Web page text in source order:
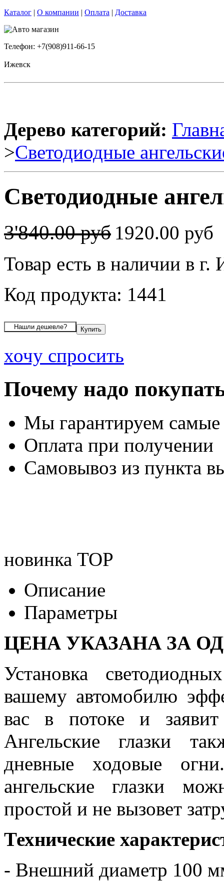
Каталог | О компании | Оплата | Доставка
Телефон: +7(908)911-66-15
Ижевск
Дерево категорий:
>Светодиодные
Светодиодные
3'840.00 руб 1920.00 руб
Товар есть в наличии в г.
Код продукта: 1441
хочу спросить
Почему надо
Мы гарантируем
Оплата при получении
Самовывоз из пункта
новинка TOP
Описание
Параметры
ЦЕНА УКАЗАНА ЗА
Установка
вашему автомобилю
вас в потоке и
Ангельские глазки
дневные ходовые
ангельские глазки
простой и не вызовет
Технические
- Внешний диаметр 100